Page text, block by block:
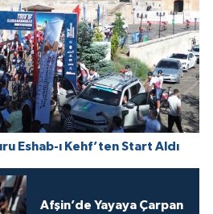
Eshab-ı Kehf’ten Start Aldı
Afşin’de Yayaya Çarpan